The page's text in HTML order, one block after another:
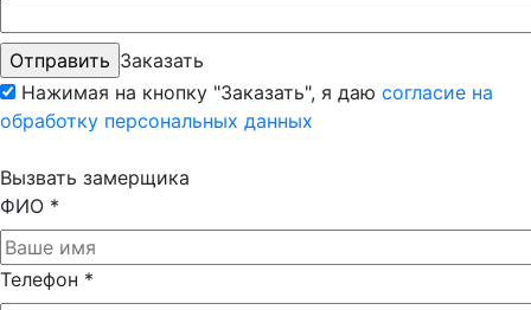
Заказать
Нажимая на кнопку "Заказать", я даю согласие на
обработку персональных данных
Вызвать замерщика
ФИО *
Телефон *